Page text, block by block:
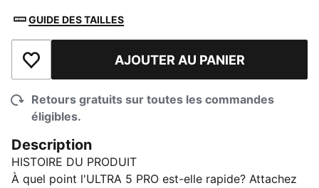
GUIDE DES TAILLES
Ajouter à la liste de souhaits
AJOUTER AU PANIER
Retours gratuits sur toutes les commandes
éligibles.
Description
HISTOIRE DU PRODUIT
À quel point l'ULTRA 5 PRO est-elle rapide? Attachez